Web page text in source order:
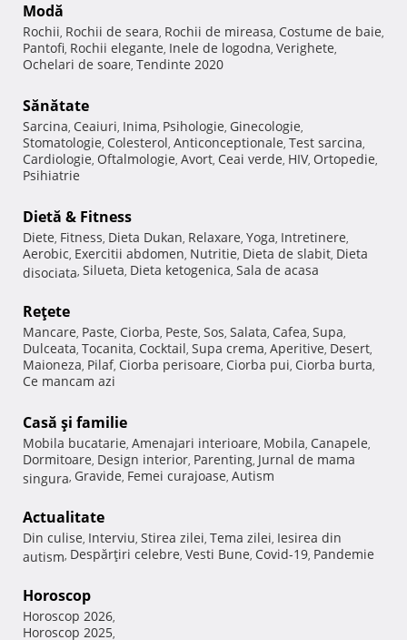
Modă
Rochii, Rochii de seara, Rochii de mireasa, Costume de baie,
Pantofi, Rochii elegante, Inele de logodna, Verighete,
Ochelari de soare, Tendinte 2020
Sănătate
Sarcina, Ceaiuri, Inima, Psihologie, Ginecologie,
Stomatologie, Colesterol, Anticonceptionale, Test sarcina,
Cardiologie, Oftalmologie, Avort, Ceai verde, HIV, Ortopedie,
Psihiatrie
Dietă & Fitness
Diete, Fitness, Dieta Dukan, Relaxare, Yoga, Intretinere,
Aerobic, Exercitii abdomen, Nutritie, Dieta de slabit, Dieta
disociata, Silueta, Dieta ketogenica, Sala de acasa
Reţete
Mancare, Paste, Ciorba, Peste, Sos, Salata, Cafea, Supa,
Dulceata, Tocanita, Cocktail, Supa crema, Aperitive, Desert,
Maioneza, Pilaf, Ciorba perisoare, Ciorba pui, Ciorba burta,
Ce mancam azi
Casă şi familie
Mobila bucatarie, Amenajari interioare, Mobila, Canapele,
Dormitoare, Design interior, Parenting, Jurnal de mama
singura, Gravide, Femei curajoase, Autism
Actualitate
Din culise, Interviu, Stirea zilei, Tema zilei, Iesirea din
autism, Despărţiri celebre, Vesti Bune, Covid-19, Pandemie
Horoscop
Horoscop 2026,
Horoscop 2025,